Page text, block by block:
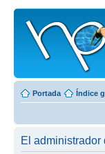
Portada Índice
El administrador